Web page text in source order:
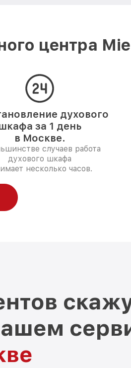
центра
духового
за 1 день
в Москве.
случаев работа
духового шкафа
несколько часов.